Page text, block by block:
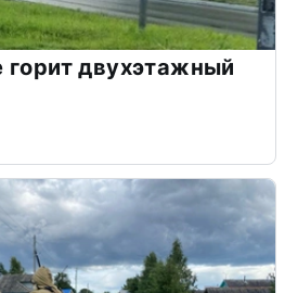
горит двухэтажный